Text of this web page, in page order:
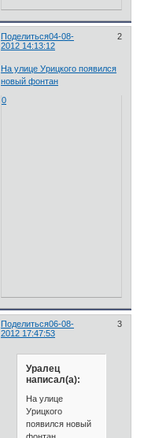
Поделиться 2
04-08-
2012 14:13:12
На улице Урицкого появился
новый фонтан
0
Поделиться 3
06-08-
2012 17:47:53
Уралец
написал(а):
На улице
Урицкого
появился новый
фонтан